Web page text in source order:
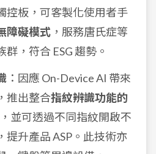
控板，可客製化使用者手
障礙模式 ，服務唐氏症等
，符合 ESG 趨勢。
：因應 On-Device AI 帶來
推出整合指紋辨識功能的
，並可透過不同指紋開啟不
提升產品 ASP。此技術亦